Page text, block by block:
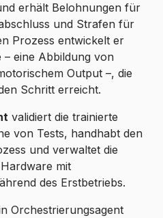
erhält Belohnungen für
und Strafen für
Prozess entwickelt er
– eine Abbildung von
Output –, die
Schritt erreicht.
validiert die trainierte
von Tests, handhabt den
und verwaltet die
mit
des Erstbetriebs.
Orchestrierungsagent